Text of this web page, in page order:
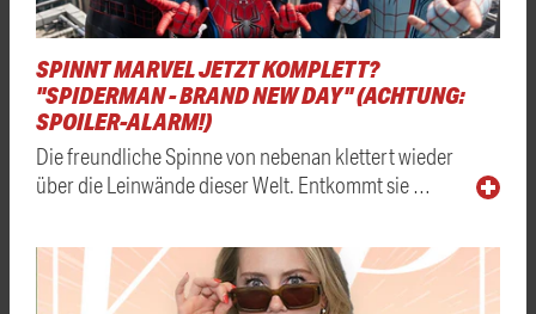
SPINNT MARVEL JETZT KOMPLETT?
"SPIDERMAN - BRAND NEW DAY" (ACHTUNG:
SPOILER-ALARM!)
Die freundliche Spinne von nebenan klettert wieder
über die Leinwände dieser Welt. Entkommt sie …